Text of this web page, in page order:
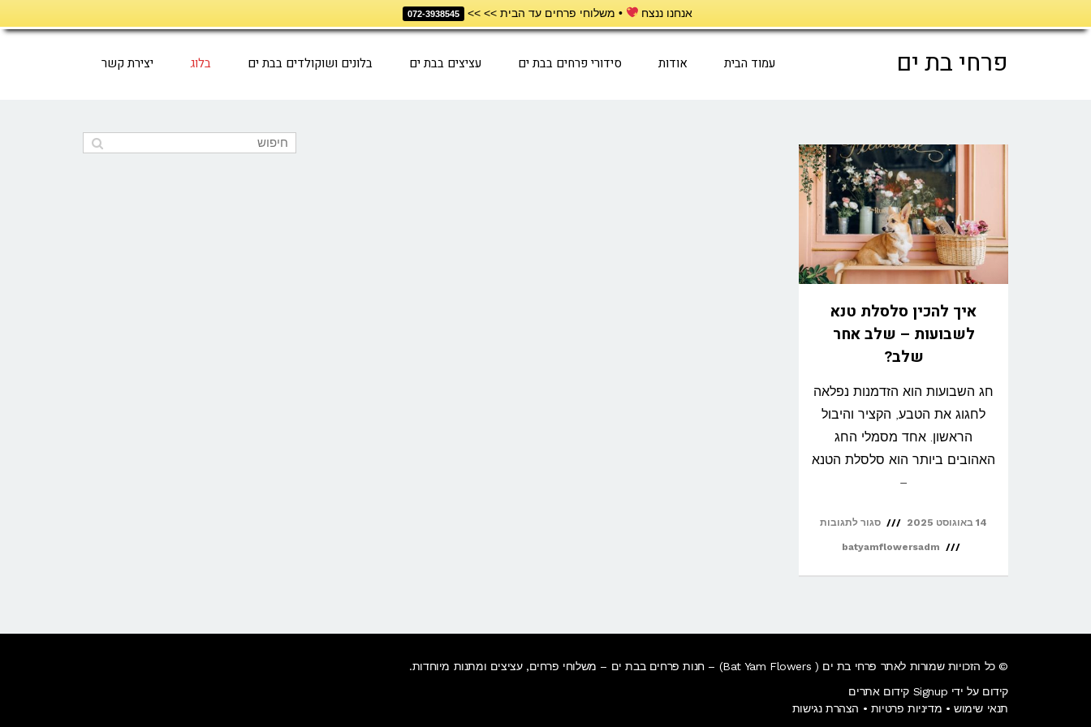
אנחנו ננצח • משלוחי פרחים עד הבית >> >> 072-3938545
לתוכן
פרחי בת ים עמוד הבית אודות סידורי פרחים בבת ים עציצים בבת ים בלונים ושוקולדים בבת ים בלוג יצירת קשר
איך להכין סלסלת טנא
לשבועות – שלב אחר
שלב?
חג השבועות הוא הזדמנות נפלאה
לחגוג את הטבע, הקציר והיבול
הראשון. אחד מסמלי החג
האהובים ביותר הוא סלסלת הטנא
–
14 באוגוסט 2025 סגור לתגובותעל
–
אחר
batyamflowersadm
© כל הזכויות שמורות לאתר פרחי בת ים ( Bat Yam Flowers) – חנות פרחים בבת ים – משלוחי פרחים, עציצים ומתנות מיוחדות.
קידום על ידי Signup קידום אתרים
תנאי שימוש • מדיניות פרטיות • הצהרת נגישות